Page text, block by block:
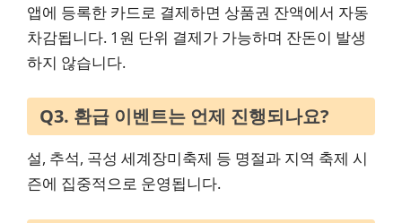
앱에 등록한 카드로 결제하면 상품권 잔액에서 자동
차감됩니다. 1원 단위 결제가 가능하며 잔돈이 발생
하지 않습니다.
Q3. 환급 이벤트는 언제 진행되나요?
설, 추석, 곡성 세계장미축제 등 명절과 지역 축제 시
즌에 집중적으로 운영됩니다.